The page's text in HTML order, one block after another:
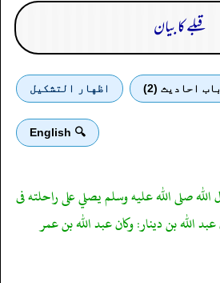
قبلے کا بیان
باب احادیث (2) اظهار التشكيل
🔍 English
الله صلى الله عليه وسلم يصلي على راحلته فى
الله بن دينار: وكان عبد الله بن عمر